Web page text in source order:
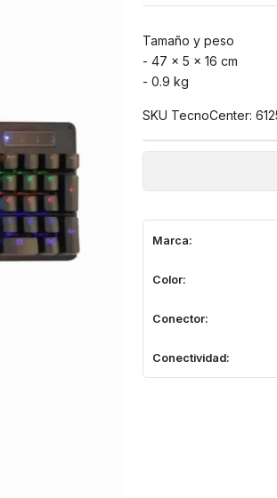
Tamaño y peso
- 47 x 5 x 16 cm
- 0.9 kg
SKU TecnoCenter:
Marca:
Color:
Conector:
Conectividad: